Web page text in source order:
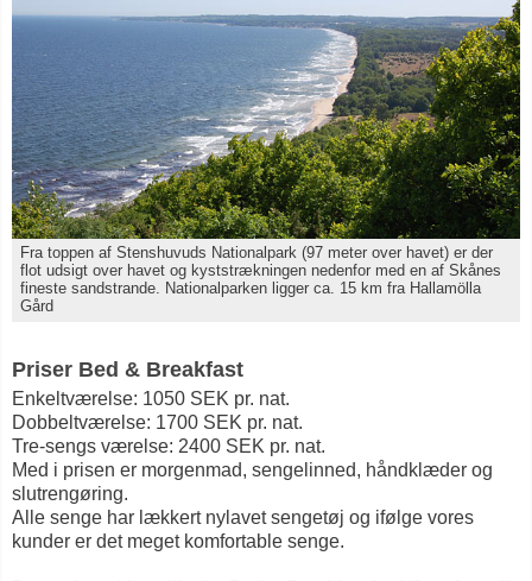
Fra toppen af Stenshuvuds Nationalpark (97 meter over havet) er der
flot udsigt over havet og kyststrækningen nedenfor med en af Skånes
fineste sandstrande. Nationalparken ligger ca. 15 km fra Hallamölla
Gård
Priser Bed & Breakfast
Enkeltværelse: 1050 SEK pr. nat.
Dobbeltværelse: 1700 SEK pr. nat.
Tre-sengs værelse: 2400 SEK pr. nat.
Med i prisen er morgenmad, sengelinned, håndklæder og
slutrengøring.
Alle senge har lækkert nylavet sengetøj og ifølge vores
kunder er det meget komfortable senge.